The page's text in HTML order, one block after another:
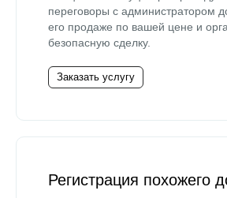
переговоры с администратором
его продаже по вашей цене и
безопасную сделку.
Заказать услугу
Регистрация похожего